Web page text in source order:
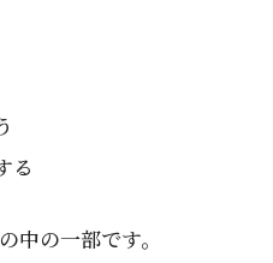
る
中の一部です。